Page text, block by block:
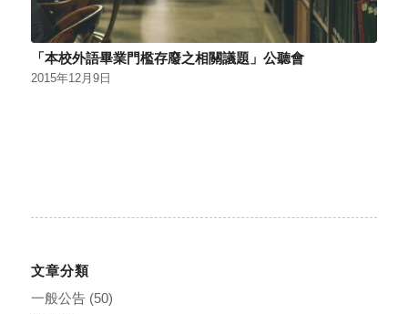
「本校外語畢業門檻存廢之相關議題」公聽會
2015年12月9日
文章分類
一般公告(50)